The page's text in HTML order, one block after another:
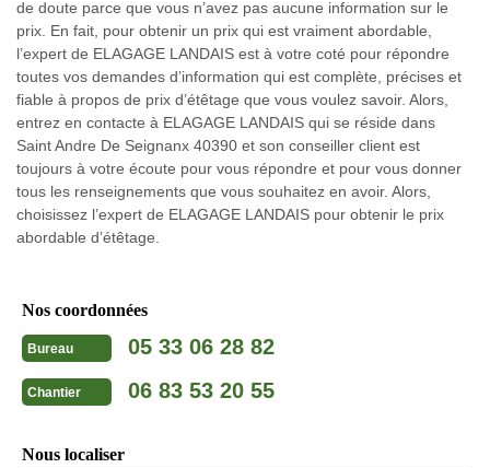
de doute parce que vous n’avez pas aucune information sur le
prix. En fait, pour obtenir un prix qui est vraiment abordable,
l’expert de ELAGAGE LANDAIS est à votre coté pour répondre
toutes vos demandes d’information qui est complète, précises et
fiable à propos de prix d’étêtage que vous voulez savoir. Alors,
entrez en contacte à ELAGAGE LANDAIS qui se réside dans
Saint Andre De Seignanx 40390 et son conseiller client est
toujours à votre écoute pour vous répondre et pour vous donner
tous les renseignements que vous souhaitez en avoir. Alors,
choisissez l’expert de ELAGAGE LANDAIS pour obtenir le prix
abordable d’étêtage.
Nos coordonnées
Bureau 05 33 06 28 82
Chantier 06 83 53 20 55
Nous localiser